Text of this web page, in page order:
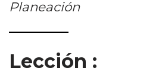
Planeación
Lección :